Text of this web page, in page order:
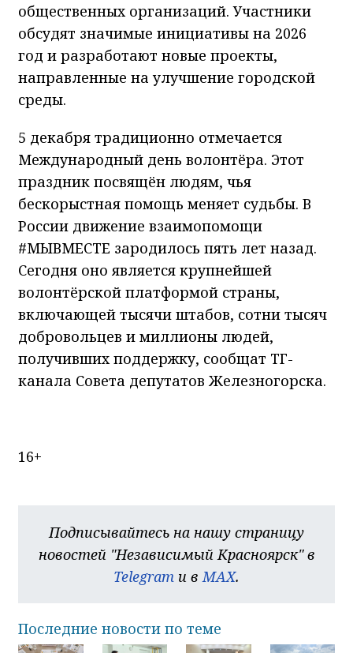
общественных организаций. Участники
обсудят значимые инициативы на 2026
год и разработают новые проекты,
направленные на улучшение городской
среды.
5 декабря традиционно отмечается
Международный день волонтёра. Этот
праздник посвящён людям, чья
бескорыстная помощь меняет судьбы. В
России движение взаимопомощи
#МЫВМЕСТЕ зародилось пять лет назад.
Сегодня оно является крупнейшей
волонтёрской платформой страны,
включающей тысячи штабов, сотни тысяч
добровольцев и миллионы людей,
получивших поддержку, сообщат ТГ-
канала Совета депутатов Железногорска.
16+
Подписывайтесь на нашу страницу
новостей "Независимый Красноярск" в
Telegram и вMAX.
Последние новости по теме